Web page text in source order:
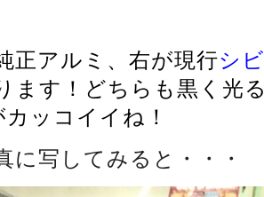
正アルミ、右が現行シビ
ます！どちらも黒く光る
ッコイイね！
写してみると・・・